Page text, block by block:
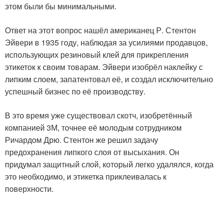
этом были бы минимальными.
Ответ на этот вопрос нашёл американец Р. Стентон
Эйвери в 1935 году, наблюдая за усилиями продавцов,
использующих резиновый клей для прикрепления
этикеток к своим товарам. Эйвери изобрёл наклейку с
липким слоем, запатентовал её, и создал исключительно
успешный бизнес по её производству.
В это время уже существовал скотч, изобретённый
компанией 3М, точнее её молодым сотрудником
Ричардом Дрю. Стентон же решил задачу
предохранения липкого слоя от высыхания. Он
придумал защитный слой, который легко удалялся, когда
это необходимо, и этикетка приклеивалась к
поверхности.